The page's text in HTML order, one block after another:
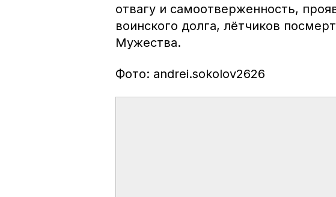
отвагу и самоотверженность,
воинского долга, лётчиков
Мужества.
Фото: andrei.sokolov2626